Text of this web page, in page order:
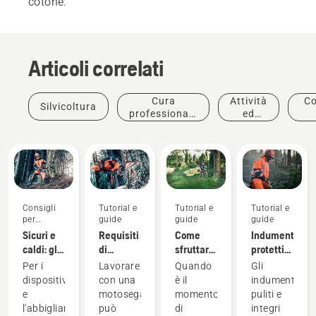
Articoli correlati
Silvicoltura
Cura
professionale
Attività
ed
Consigli
per
l'acquisto
Sicuri e
caldi: gli
accessori
fondamentali
per usare
la
Per i
dispositivi
e
l'abbigliamento
Tutorial e
guide
Requisiti
di
sicurezza
delle
motoseghe
Lavorare
con una
motosega
può
Offerte
Offerte
Tutorial e
guide
Come
sfruttare
al
massimo
il
decespugliatore
Quando
è il
momento
di
Offerte
1 barra +
Tutorial e
guide
Indumenti
protettivi
Husqvarna:
Guide al
lavaggio
e alla
Gli
indumenti
puliti e
integri
Silvicoltori
e
professionisti
della cura
degli
alberi
Un'ampia
gamma